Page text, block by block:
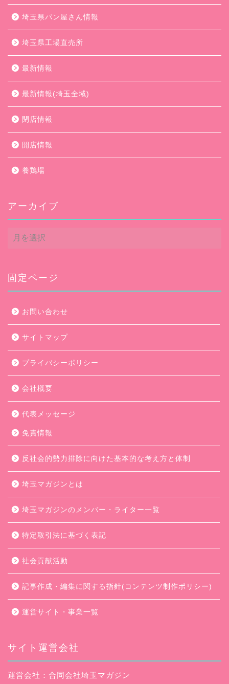
埼玉県パン屋さん情報
埼玉県工場直売所
最新情報
最新情報(埼玉全域)
閉店情報
開店情報
養鶏場
アーカイブ
ア
ー
ブ
固定ページ
お問い合わせ
サイトマップ
プライバシーポリシー
会社概要
代表メッセージ
免責情報
反社会的勢力排除に向けた基本的な考え方と体制
埼玉マガジンとは
埼玉マガジンのメンバー・ライター一覧
特定取引法に基づく表記
社会貢献活動
記事作成・編集に関する指針(コンテンツ制作ポリシー)
運営サイト・事業一覧
サイト運営会社
運営会社：合同会社埼玉マガジン